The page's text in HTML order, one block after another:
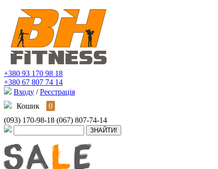
+380 93 170 98 18
+380 67 807 74 14
Входу / Реєстрація
Кошик
0
(093) 170-98-18 (067) 807-74-14